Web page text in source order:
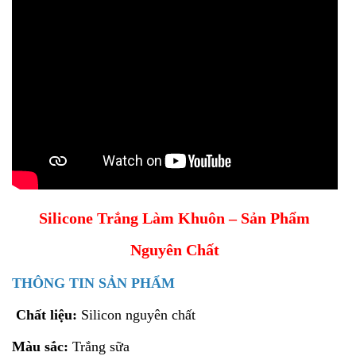
Silicone Trắng Làm Khuôn – Sản Phẩm
Nguyên Chất
THÔNG TIN SẢN PHẨM
Chất liệu: Silicon nguyên chất
Màu sắc: Trắng sữa